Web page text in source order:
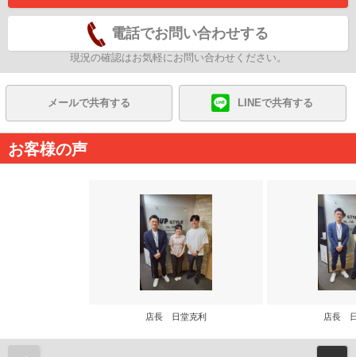
電話でお問い合わせする
現況の確認はお気軽にお問い合わせください。
メールで共有する LINEで共有する
お客様の声
店長 日堂克利 店長